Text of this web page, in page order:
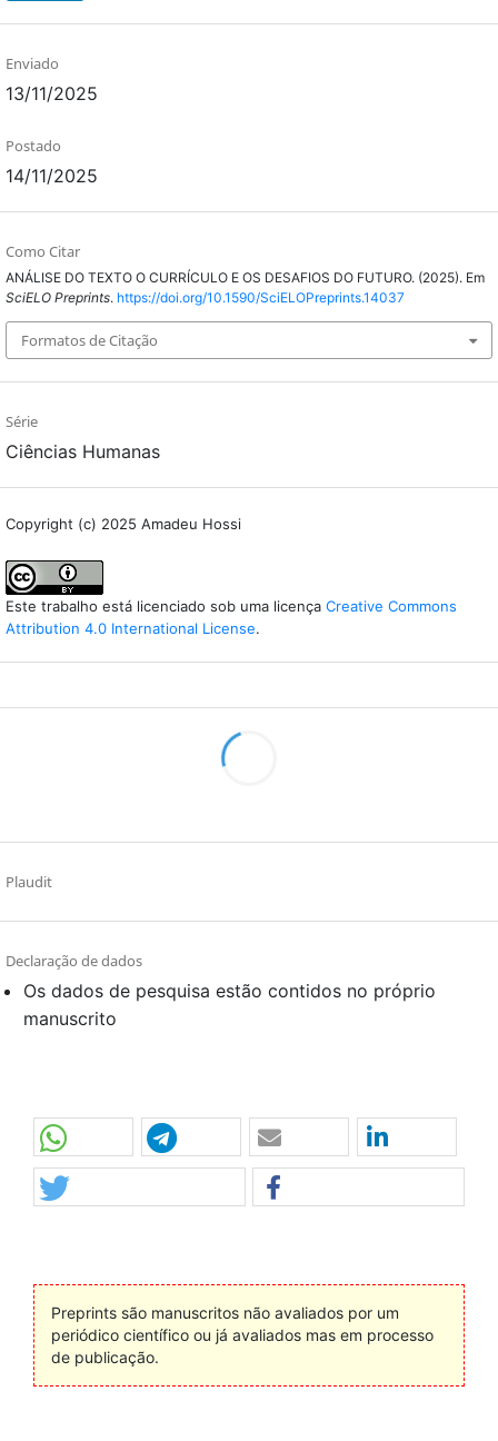
Enviado
13/11/2025
Postado
14/11/2025
Como Citar
ANÁLISE DO TEXTO O CURRÍCULO E OS DESAFIOS DO FUTURO. (2025). Em
SciELO Preprints. https://doi.org/10.1590/SciELOPreprints.14037
Formatos de Citação
Série
Ciências Humanas
Copyright (c) 2025 Amadeu Hossi
Este trabalho está licenciado sob uma licença Creative Commons
Attribution 4.0 International License.
Plaudit
Declaração de dados
Os dados de pesquisa estão contidos no próprio
manuscrito
Preprints são manuscritos não avaliados por um
periódico científico ou já avaliados mas em processo
de publicação.